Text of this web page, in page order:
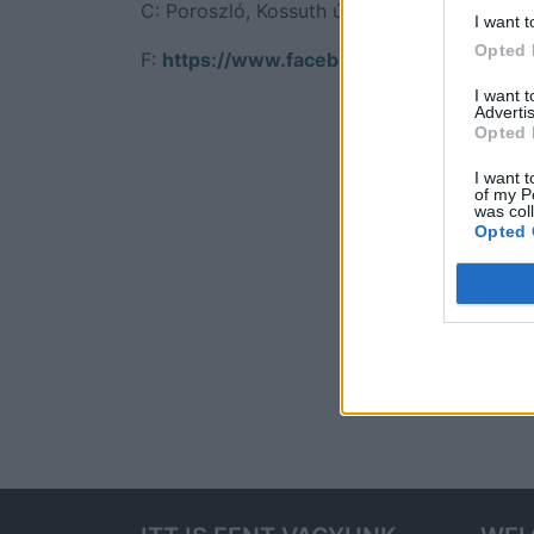
I want
Opted
I want
Opted
I want
of my
was
Opted
C: Poroszló, Kossuth út 14.
F: https://www.facebook.com/lepkeshaz/